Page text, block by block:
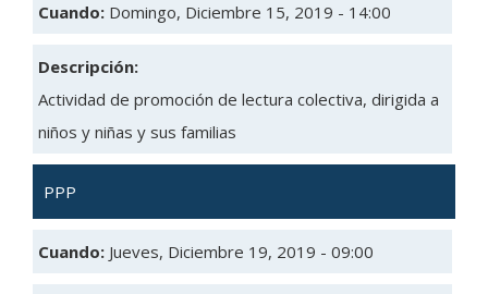
Cuando: Domingo, Diciembre 15, 2019 - 14:00
Descripción:
Actividad de promoción de lectura colectiva, dirigida a
niños y niñas y sus familias
PPP
Cuando: Jueves, Diciembre 19, 2019 - 09:00